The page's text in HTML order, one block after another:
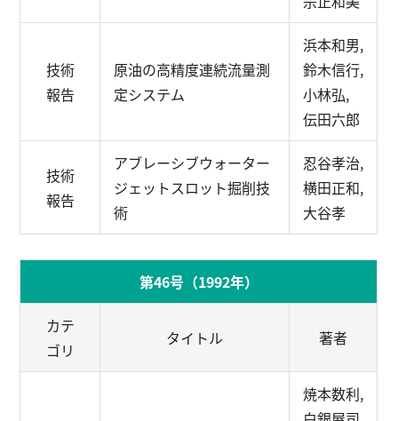
技術
報告
原油の高精度連続流量測
定システム
浜本和男,
鈴木信行,
小林弘,
伝田六郎
技術
報告
アブレーシブウォーター
ジェットスロット掘削技
術
忍谷孝治,
横田正和,
大谷孝
第46号（1992年）
カテ
ゴリ
タイトル 著者
焼本数利,